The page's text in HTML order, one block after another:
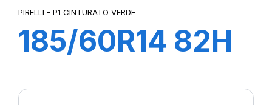
PIRELLI - P1 CINTURATO VERDE
185/60R14 82H